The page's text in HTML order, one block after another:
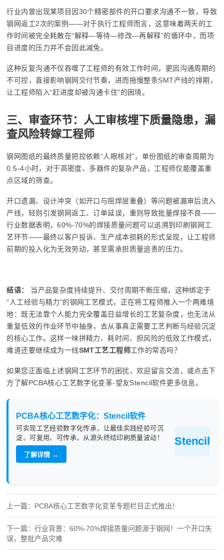
行业内曾出现某项目因30个精密部件的开口要求沟通不一致，导致
钢网返工2次的案例——对于执行工程师而言，这意味着两天的工
作时间被完全耗散在“解释—等待—修改—再解释”的循环中，而项
目进度的压力并不会因此减免。
这种反复沟通不仅吞噬了工程师的有效工作时间，更因沟通周期的
不可控，直接影响钢网交付节奏，进而拖慢整条SMT产线的排期，
让工程师陷入“赶进度却被沟通卡住”的困境。
三、审查环节：人工审核埋下质量隐患，漏
查风险转嫁工程师
钢网图纸的最终质量把控依赖“人眼核对”，单份图纸的审查周期为
0.5-4小时，对于高密度、多器件的复杂产品，工程师仅能覆盖重
点区域的筛查。
开口遗漏、设计冲突（如开口与阻焊层重叠）等问题被漏审后流入
产线，轻则引发钢网返工、订单延误，重则导致批量焊接不良——
行业数据表明，60%-70%的焊接质量问题可以追溯到印刷钢网工
艺环节——最终以客户投诉、生产成本损耗的形式呈现，让工程师
前期的投入化为无效劳动，甚至需承担质量追责的压力。
结语：
当产品复杂度持续提升、交付周期不断压缩，这种绑定于
“人工经验与精力”的钢网工艺模式，正在将工程师推入一个两难境
地：既无法靠个人能力完全覆盖日益增长的工艺复杂度，也无法从
重复低效的作业环节中抽身，去从事真正需要工艺判断与经验沉淀
的核心工作。这样一味拼精力、耗时间、担风险的低效工作模式，
难道还要继续成为一线SMT工艺工程师工作的常态吗？
如果您正面临上述钢网工艺环节的困扰，欢迎留言交流，或点击下
方了解PCBA核心工艺数字化变革-望友Stencil软件更多信息。
PCBA核心工艺数字化：Stencil软件
可实现工艺经验数字化传承，让最佳实践经验可沉
淀、可复用、可传承，从源头终结印刷质量波动！
了解详情 →
Stencil
上一篇：PCBA核心工艺数字化变革专题栏目正式推出！
下一篇：行业背景：60%-70%焊接质量问题源于钢网！一个开口失
误，整批产品灾难